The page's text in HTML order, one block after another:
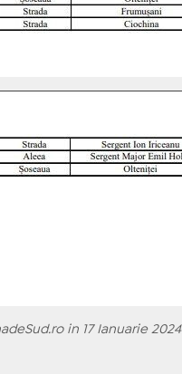
in 17 Ianuarie 2024